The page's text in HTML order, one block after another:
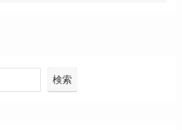
検索